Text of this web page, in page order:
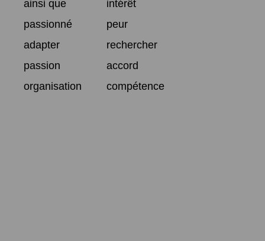
ainsi que
intérêt
passionné
peur
adapter
rechercher
passion
accord
organisation
compétence